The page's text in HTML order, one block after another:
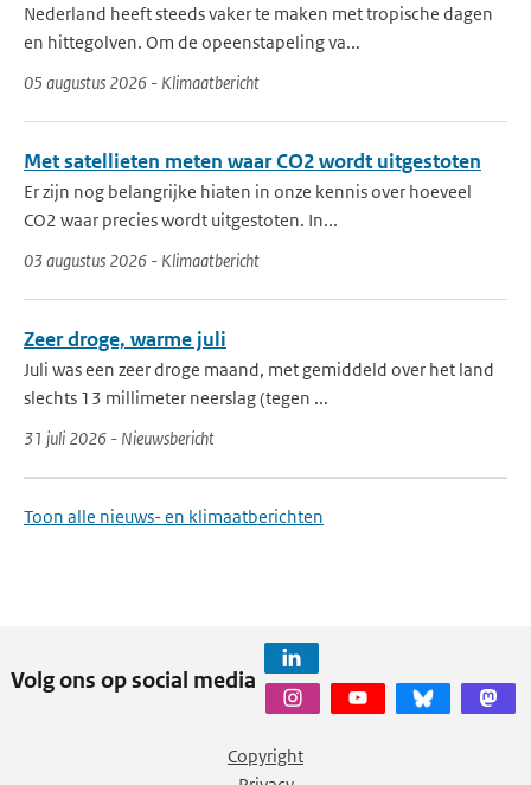
Nederland heeft steeds vaker te maken met tropische dagen
en hittegolven. Om de opeenstapeling va...
05 augustus 2026 - Klimaatbericht
Met satellieten meten waar CO2 wordt uitgestoten
Er zijn nog belangrijke hiaten in onze kennis over hoeveel
CO2 waar precies wordt uitgestoten. In...
03 augustus 2026 - Klimaatbericht
Zeer droge, warme juli
Juli was een zeer droge maand, met gemiddeld over het land
slechts 13 millimeter neerslag (tegen ...
31 juli 2026 - Nieuwsbericht
Toon alle nieuws- en klimaatberichten
Volg ons op social media
Copyright